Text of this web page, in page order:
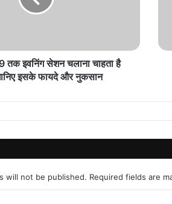
तक इवनिंग सेशन चलाना चाहता है
इसके फायदे और नुकसान
will not be published. Required fields are